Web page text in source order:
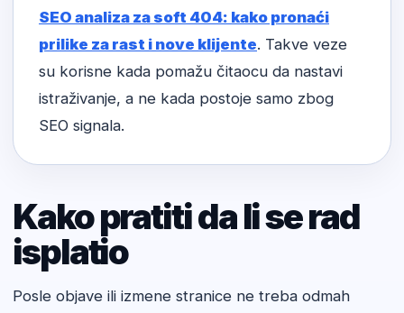
SEO analiza za soft 404: kako pronaći
prilike za rast i nove klijente. Takve veze
su korisne kada pomažu čitaocu da nastavi
istraživanje, a ne kada postoje samo zbog
SEO signala.
Kako pratiti da li se rad
isplatio
Posle objave ili izmene stranice ne treba odmah